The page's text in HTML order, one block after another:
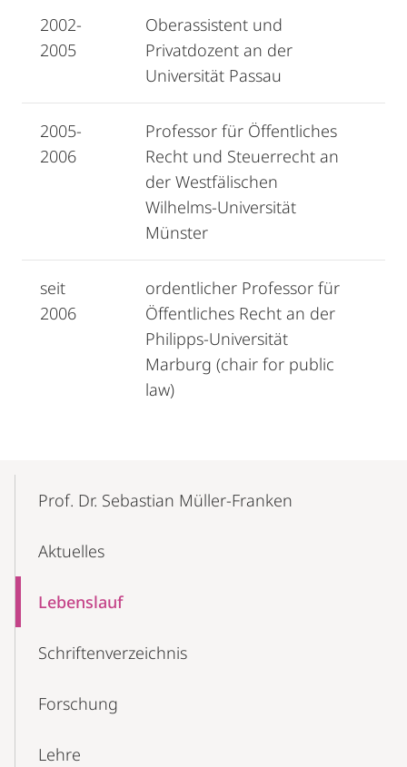
2002-
2005
Oberassistent und
Privatdozent an der
Universität Passau
2005-
2006
Professor für Öffentliches
Recht und Steuerrecht an
der Westfälischen
Wilhelms-Universität
Münster
seit
2006
ordentlicher Professor für
Öffentliches Recht an der
Philipps-Universität
Marburg (chair for public
law)
NavigationProf. Dr. Sebastian Müller-Franken
Aktuelles
Lebenslauf
Schriftenverzeichnis
Forschung
Lehre